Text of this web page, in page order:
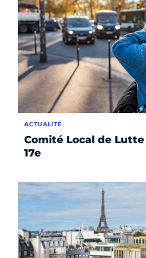
Comité Local de
17e
ACTUALITÉ